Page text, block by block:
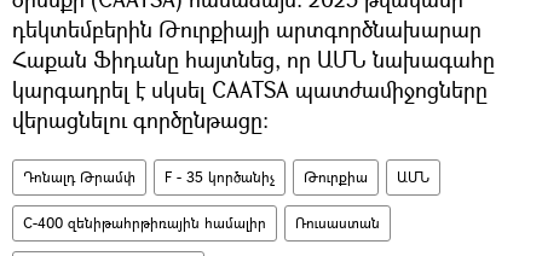
դեկտեմբերին Թուրքիայի արտգործնախարար
Հաքան Ֆիդանը հայտնեց, որ ԱՄՆ նախագահը
կարգադրել է սկսել CAATSA պատժամիջոցները
վերացնելու գործընթացը։
Դոնալդ Թրամփ F - 35 կործանիչ Թուրքիա ԱՄՆ
С-400 զենիթահրթիռային համալիր Ռուսաստան